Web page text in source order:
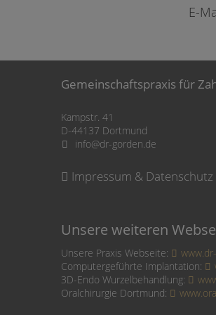
E-
Gemeinschaftspraxis für
Kampstr. 41
D-44137 Dortmund
info@dr-gorden.de
Impressum & Datenschutz
Unsere weiteren
Unsere Praxis Webseite:
Computergeführte Implantation:
3D-Endo Wurzelbehandlung:
Oralchirurgie Dortmund: